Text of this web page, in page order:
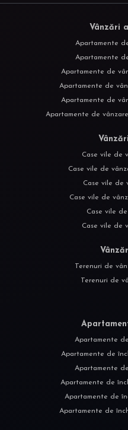
Vânzări
Apartamente
Apartamente
Apartamente de
Apartamente de
Apartamente de
Apartamente de
Case vile de
Case vile de
Case vile de
Case vile de
Case vile
Case vile de
Terenuri de
Terenuri de
Apartamente
Apartamente de
Apartamente
Apartamente de
Apartamente de
Apartamente de